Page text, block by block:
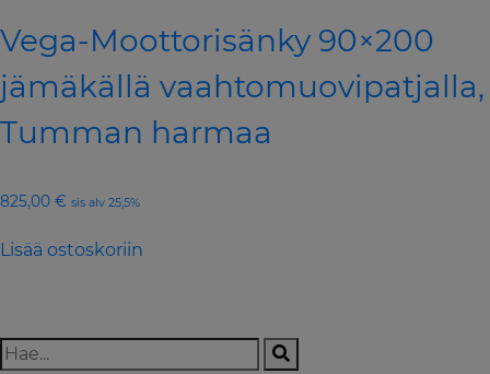
Vega-Moottorisänky 90×200
jämäkällä vaahtomuovipatjalla,
Tumman harmaa
825,00 € sis alv 25,5%
Lisää ostoskoriin